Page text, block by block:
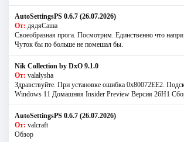
AutoSettingsPS 0.6.7 (26.07.2026)
От: дядяСаша
Своеобразная прога. Посмотрим. Единственно что
Чуток бы по больше не помешал бы.
Nik Collection by DxO 9.1.0
От: valalysha
Здравствуйте. При установке ошибка 0х80072EE2.
Windows 11 Домашняя Insider Preview Версия 26H1
AutoSettingsPS 0.6.7 (26.07.2026)
От: valcraft
Обзор